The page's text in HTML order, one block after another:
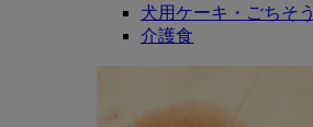
犬用ケーキ・ごちそう
介護食